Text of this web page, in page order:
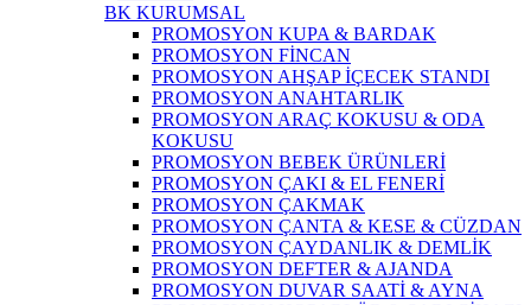
BK KURUMSAL
PROMOSYON KUPA & BARDAK
PROMOSYON FİNCAN
PROMOSYON AHŞAP İÇECEK STANDI
PROMOSYON ANAHTARLIK
PROMOSYON ARAÇ KOKUSU & ODA
KOKUSU
PROMOSYON BEBEK ÜRÜNLERİ
PROMOSYON ÇAKI & EL FENERİ
PROMOSYON ÇAKMAK
PROMOSYON ÇANTA & KESE & CÜZDAN
PROMOSYON ÇAYDANLIK & DEMLİK
PROMOSYON DEFTER & AJANDA
PROMOSYON DUVAR SAATİ & AYNA